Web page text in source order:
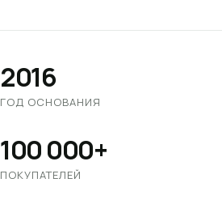
2016
ГОД ОСНОВАНИЯ
100 000+
ПОКУПАТЕЛЕЙ